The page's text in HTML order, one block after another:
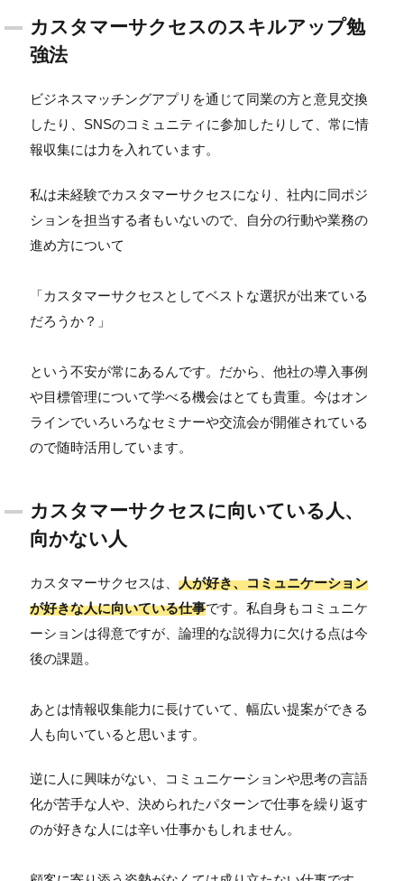
カスタマーサクセスのスキルアップ勉
強法
ビジネスマッチングアプリを通じて同業の方と意見交換
したり、SNSのコミュニティに参加したりして、常に情
報収集には力を入れています。
私は未経験でカスタマーサクセスになり、社内に同ポジ
ションを担当する者もいないので、自分の行動や業務の
進め方について
「カスタマーサクセスとしてベストな選択が出来ている
だろうか？」
という不安が常にあるんです。だから、他社の導入事例
や目標管理について学べる機会はとても貴重。今はオン
ラインでいろいろなセミナーや交流会が開催されている
ので随時活用しています。
カスタマーサクセスに向いている人、
向かない人
カスタマーサクセスは、人が好き、コミュニケーション
が好きな人に向いている仕事です。私自身もコミュニケ
ーションは得意ですが、論理的な説得力に欠ける点は今
後の課題。
あとは情報収集能力に長けていて、幅広い提案ができる
人も向いていると思います。
逆に人に興味がない、コミュニケーションや思考の言語
化が苦手な人や、決められたパターンで仕事を繰り返す
のが好きな人には辛い仕事かもしれません。